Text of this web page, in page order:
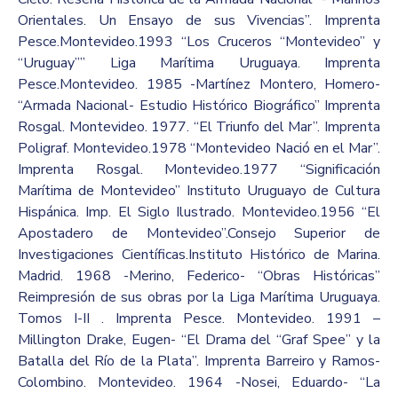
Orientales. Un Ensayo de sus Vivencias”. Imprenta
Pesce.Montevideo.1993 “Los Cruceros “Montevideo” y
“Uruguay”” Liga Marítima Uruguaya. Imprenta
Pesce.Montevideo. 1985 -Martínez Montero, Homero-
“Armada Nacional- Estudio Histórico Biográfico” Imprenta
Rosgal. Montevideo. 1977. “El Triunfo del Mar”. Imprenta
Poligraf. Montevideo.1978 “Montevideo Nació en el Mar”.
Imprenta Rosgal. Montevideo.1977 “Significación
Marítima de Montevideo” Instituto Uruguayo de Cultura
Hispánica. Imp. El Siglo Ilustrado. Montevideo.1956 “El
Apostadero de Montevideo”.Consejo Superior de
Investigaciones Científicas.Instituto Histórico de Marina.
Madrid. 1968 -Merino, Federico- “Obras Históricas”
Reimpresión de sus obras por la Liga Marítima Uruguaya.
Tomos I-II . Imprenta Pesce. Montevideo. 1991 –
Millington Drake, Eugen- “El Drama del “Graf Spee” y la
Batalla del Río de la Plata”. Imprenta Barreiro y Ramos-
Colombino. Montevideo. 1964 -Nosei, Eduardo- “La